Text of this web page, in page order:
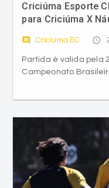
Criciúma Esporte
para Criciúma X
comment Criciúma EC access_time
Partida é valida pela
Campeonato